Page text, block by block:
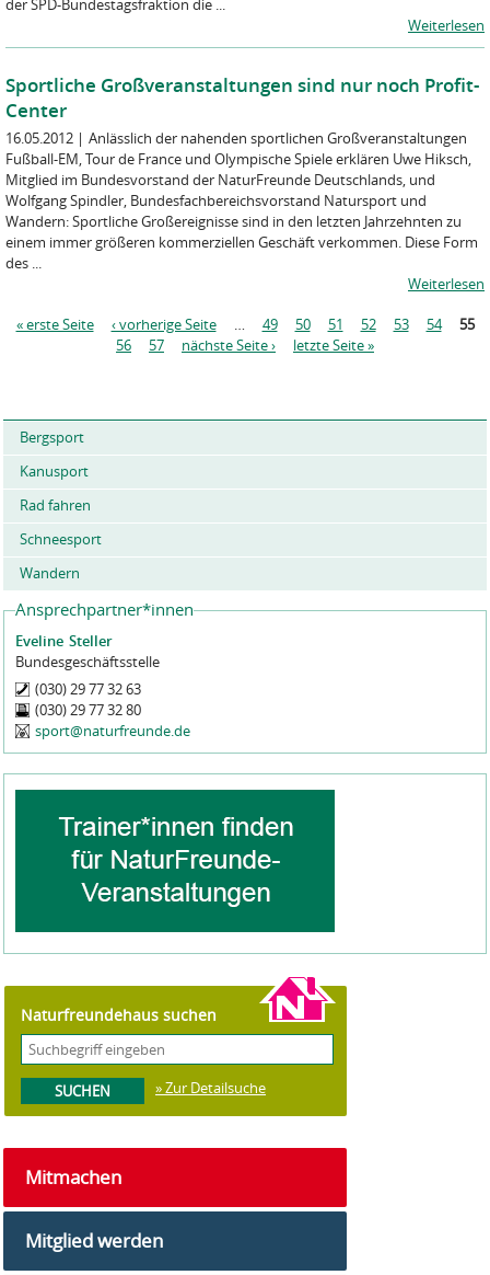
der SPD-Bundestagsfraktion die ...
Weiterlesen
Sportliche Großveranstaltungen sind nur noch Profit-
Center
16.05.2012 | Anlässlich der nahenden sportlichen Großveranstaltungen
Fußball-EM, Tour de France und Olympische Spiele erklären Uwe Hiksch,
Mitglied im Bundesvorstand der NaturFreunde Deutschlands, und
Wolfgang Spindler, Bundesfachbereichsvorstand Natursport und
Wandern: Sportliche Großereignisse sind in den letzten Jahrzehnten zu
einem immer größeren kommerziellen Geschäft verkommen. Diese Form
des ...
Weiterlesen
« erste Seite ‹ vorherige Seite … 49 50 51 52 53 54
55
56
57 nächste Seite › letzte Seite »
Bergsport
Kanusport
Rad fahren
Schneesport
Wandern
Ansprechpartner*innen
Eveline Steller
Bundesgeschäftsstelle
(030) 29 77 32 63
(030) 29 77 32 80
sport@naturfreunde.de
Naturfreundehaus suchen
» Zur Detailsuche
Mitmachen
Mitglied werden